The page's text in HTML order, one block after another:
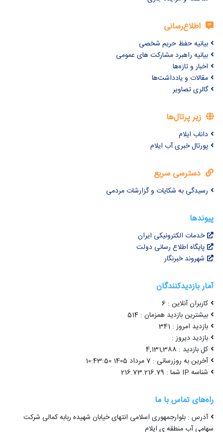
اطلاع‌رسانی
بیانیه حفظ حریم شخصی
بیانیه راهبرد مشارکت های عمومی
اخبار و تازه‌ها
مقالات و یادداشت‌ها
گالری تصاویر
زیر پرتال‌ها
داناب ایلام
پورتال خبری آب ایلام
دسترسی سریع
رسیدگی به شکایات و گزارشات مردمی
پیوندها
خدمات الکترونیکی ایران
پایگاه اطلاع رسانی دولت
شهروند خبرنگار
آمار بازدیدکنندگان
کاربران آنلاین : 6
بیشترین بازدید همزمان : 514
بازدید امروز : 341
بازدید دیروز :
کل بازدید : 4,131,388
آخرین به روزرسانی : 7 مرداد 1405 10:43:50
شناسه IP شما : 216.73.216.79
راه‌های تماس با ما
آدرس : بلوارجمهوری اسلامی انتهای خیابان شهیده ربابه کمالی شرکت
سهامی آب منطقه ی ایلام